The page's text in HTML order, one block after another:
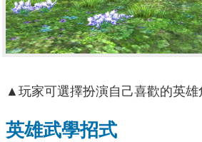
▲玩家可選擇扮演自己喜歡的英雄
英雄武學招式